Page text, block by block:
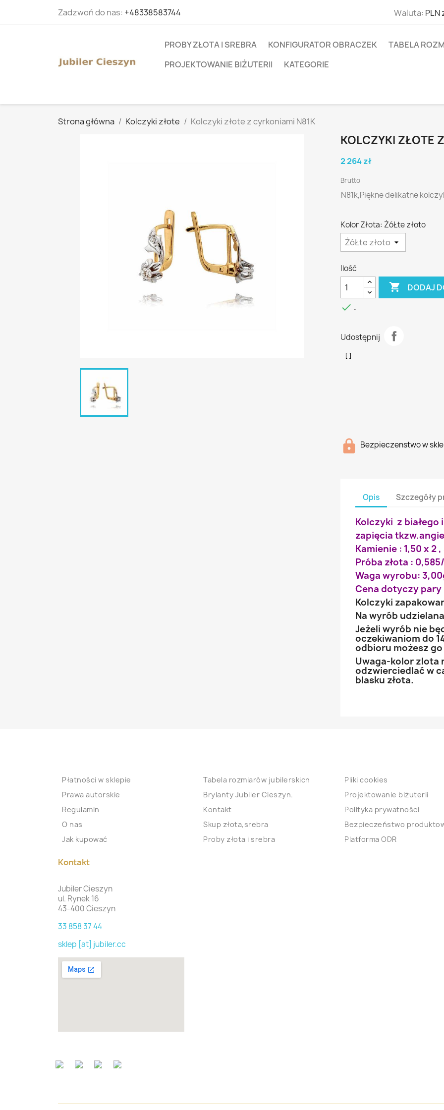
Zadzwoń do nas: +48338583744 Waluta: PLN
PROBY ZŁOTA I SREBRA KONFIGURATOR OBRACZEK
TABELA
PROJEKTOWANIE BIŻUTERII
KATEGORIE
Strona główna Kolczyki złote Kolczyki złote z cyrkoniami N81K
KOLCZYKI ZŁOTE
2 264 zł
Brutto
N81k,Piękne delikatne
Kolor Złota: ŻóŁte złoto
Ilość
 DODAJ
 .
Udostępnij
Bezpieczenstwo w
Opis Szczegóły
Kolczyki z białego
zapięcia
Kamienie : 1,50 x 2
Próba złota :
Waga wyrobu:
Cena dotyczy
Kolczyki
Na wyrób
Jeżeli wyrób nie
oczekiwaniom do
odbioru możesz
Uwaga-kolor zlota
odzwierciedlać w
blasku złota.
Płatności w sklepie
Prawa autorskie
Regulamin
O nas
Jak kupować
Tabela rozmiarów jubilerskich
Brylanty Jubiler Cieszyn.
Kontakt
Skup złota,srebra
Proby złota i srebra
Pliki cookies
Projektowanie biżuterii
Polityka prywatności
Bezpieczeństwo
Platforma ODR
Kontakt
Jubiler Cieszyn
ul. Rynek 16
43-400 Cieszyn
33 858 37 44
sklep [at] jubiler.cc